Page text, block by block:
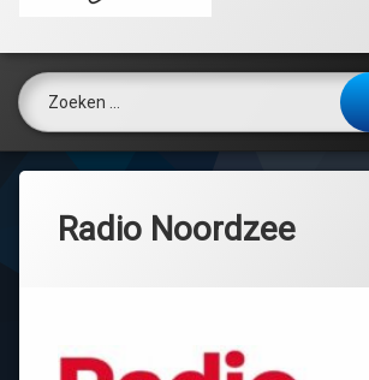
Zoeken naar:
Radio Noordzee